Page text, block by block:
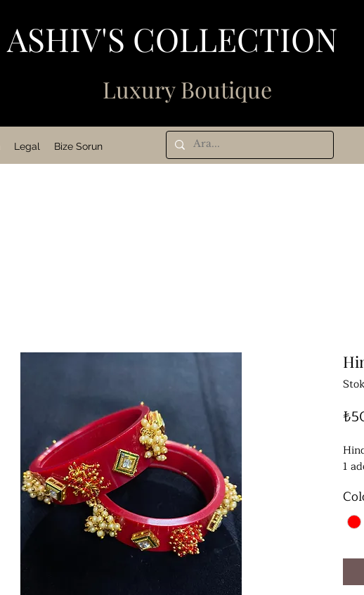
ASHIV'S COLLECTION
Luxury Boutique
Legal Bize Sorun
1